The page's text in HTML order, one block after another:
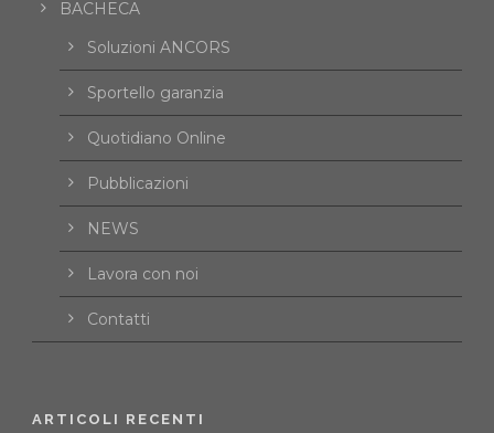
BACHECA
Soluzioni ANCORS
Sportello garanzia
Quotidiano Online
Pubblicazioni
NEWS
Lavora con noi
Contatti
ARTICOLI RECENTI